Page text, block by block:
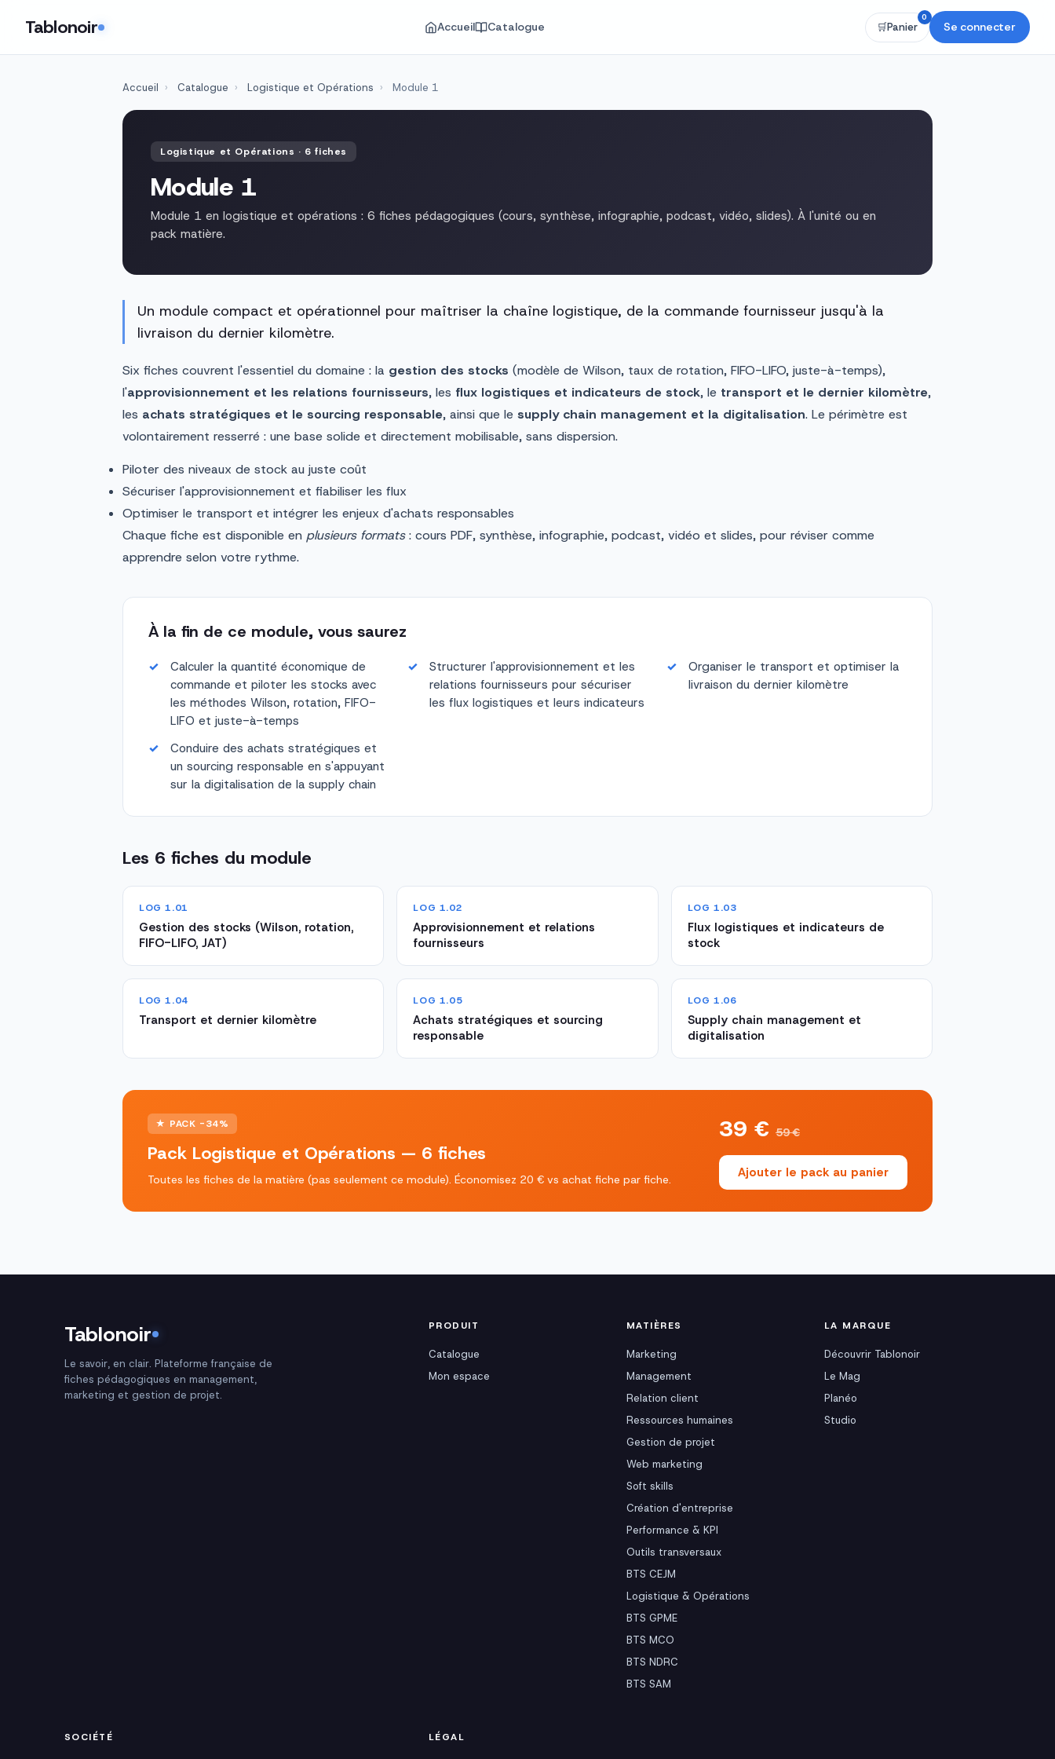
Tablonoir Accueil Catalogue 🛒Panier
0
Se connecter
Accueil › Catalogue › Logistique et Opérations › Module 1
Logistique et Opérations · 6 fiches
Module 1
Module 1 en logistique et opérations : 6 fiches pédagogiques (cours, synthèse, infographie, podcast, vidéo, slides). À l'unité ou en
pack matière.
Un module compact et opérationnel pour maîtriser la chaîne logistique, de la commande fournisseur jusqu'à la
livraison du dernier kilomètre.
Six fiches couvrent l'essentiel du domaine : la gestion des stocks (modèle de Wilson, taux de rotation, FIFO-LIFO, juste-à-temps),
l'approvisionnement et les relations fournisseurs, les flux logistiques et indicateurs de stock, le transport et le dernier kilomètre,
les achats stratégiques et le sourcing responsable, ainsi que le supply chain management et la digitalisation. Le périmètre est
volontairement resserré : une base solide et directement mobilisable, sans dispersion.
Piloter des niveaux de stock au juste coût
Sécuriser l'approvisionnement et fiabiliser les flux
Optimiser le transport et intégrer les enjeux d'achats responsables
Chaque fiche est disponible en plusieurs formats: cours PDF, synthèse, infographie, podcast, vidéo et slides, pour réviser comme
apprendre selon votre rythme.
À la fin de ce module, vous saurez
Calculer la quantité économique de
commande et piloter les stocks avec
les méthodes Wilson, rotation, FIFO-
LIFO et juste-à-temps
Structurer l'approvisionnement et les
relations fournisseurs pour sécuriser
les flux logistiques et leurs indicateurs
Organiser le transport et optimiser la
livraison du dernier kilomètre
Conduire des achats stratégiques et
un sourcing responsable en s'appuyant
sur la digitalisation de la supply chain
Les 6 fiches du module
LOG 1.01
Gestion des stocks (Wilson, rotation,
FIFO-LIFO, JAT)
LOG 1.02
Approvisionnement et relations
fournisseurs
LOG 1.03
Flux logistiques et indicateurs de
stock
LOG 1.04
Transport et dernier kilomètre
LOG 1.05
Achats stratégiques et sourcing
responsable
LOG 1.06
Supply chain management et
digitalisation
★ PACK -34%
Pack Logistique et Opérations — 6 fiches
Toutes les fiches de la matière (pas seulement ce module). Économisez 20 € vs achat fiche par fiche.
39 € 59 €
Ajouter le pack au panier
Tablonoir
Le savoir, en clair. Plateforme française de
fiches pédagogiques en management,
marketing et gestion de projet.
PRODUIT
Catalogue
Mon espace
MATIÈRES
Marketing
Management
Relation client
Ressources humaines
Gestion de projet
Web marketing
Soft skills
Création d'entreprise
Performance & KPI
Outils transversaux
BTS CEJM
Logistique & Opérations
BTS GPME
BTS MCO
BTS NDRC
BTS SAM
LA MARQUE
Découvrir Tablonoir
Le Mag
Planéo
Studio
SOCIÉTÉ LÉGAL